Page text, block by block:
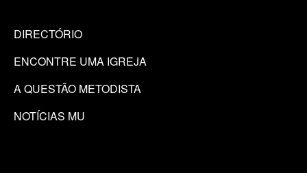
DIRECTÓRIO
ENCONTRE UMA IGREJA
A QUESTÃO METODISTA
NOTÍCIAS MU